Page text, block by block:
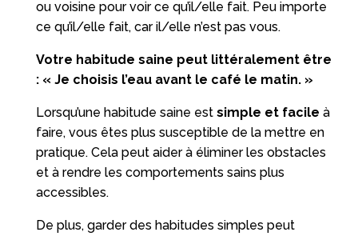
ou voisine pour voir ce qu’il/elle fait. Peu importe
ce qu’il/elle fait, car il/elle n’est pas vous.
Votre habitude saine peut littéralement être
: « Je choisis l’eau avant le café le matin. »
Lorsqu’une habitude saine est simple et facile à
faire, vous êtes plus susceptible de la mettre en
pratique. Cela peut aider à éliminer les obstacles
et à rendre les comportements sains plus
accessibles.
De plus, garder des habitudes simples peut